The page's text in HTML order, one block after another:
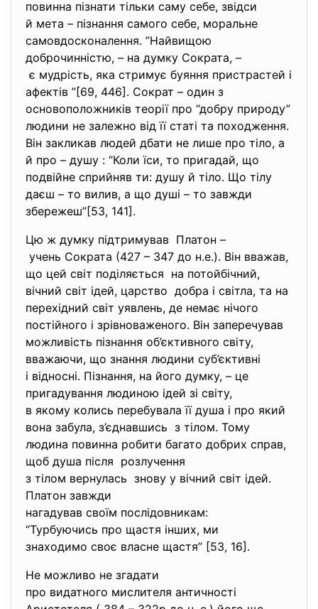
повинна пізнати тільки саму себе, звідси
й мета – пізнання самого себе, моральне
самовдосконалення. ”Найвищою
доброчинністю, – на думку Сократа, –
є мудрість, яка стримує буяння пристрастей і
афектів ”[69, 446]. Сократ – один з
основоположників теорії про “добру природу”
людини не залежно від її статі та походження.
Він закликав людей дбати не лише про тіло, а
й про – душу : “Коли їси, то пригадай, що
подвійне сприйняв ти: душу й тіло. Що тілу
даєш – то вилив, а що душі – то завжди
збережеш”[53, 141].
Цю ж думку підтримував Платон –
учень Сократа (427 – 347 до н.е.). Він вважав,
що цей світ поділяється на потойбічний,
вічний світ ідей, царство добра і світла, та на
перехідний світ уявлень, де немає нічого
постійного і зрівноваженого. Він заперечував
можливість пізнання об’єктивного світу,
вважаючи, що знання людини суб’єктивні
і відносні. Пізнання, на його думку, – це
пригадування людиною ідей зі світу,
в якому колись перебувала її душа і про який
вона забула, з’єднавшись з тілом. Тому
людина повинна робити багато добрих справ,
щоб душа після розлучення
з тілом вернулась знову у вічний світ ідей.
Платон завжди
нагадував своїм послідовникам:
“Турбуючись про щастя інших, ми
знаходимо своє власне щастя” [53, 16].
Не можливо не згадати
про видатного мислителя античності